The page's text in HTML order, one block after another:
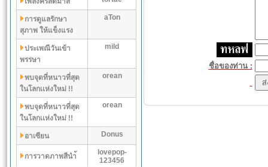
การดูแลรักษา
สุภาพ ให้แข็งแรง
aTon
ประเพณีวันเข้า
พรรษา
mild
พบจุดที่หนาวที่สุด
ในโลกเเห่งใหม่ !!
orean
พบจุดที่หนาวที่สุด
ในโลกเเห่งใหม่ !!
orean
อาเซียน Donus
การวาดภาพสีนำ้
lovepop-
123456
ชื่อของท่าน :